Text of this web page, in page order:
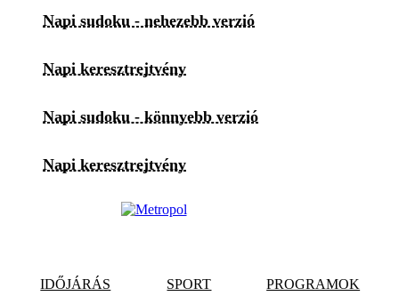
Napi sudoku - nehezebb verzió
Napi keresztrejtvény
Napi sudoku - könnyebb verzió
Napi keresztrejtvény
IDŐJÁRÁS SPORT PROGRAMOK